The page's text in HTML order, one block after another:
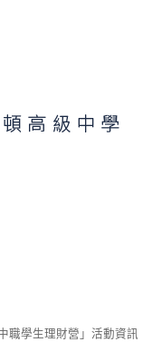
職學生理財營」活動資訊